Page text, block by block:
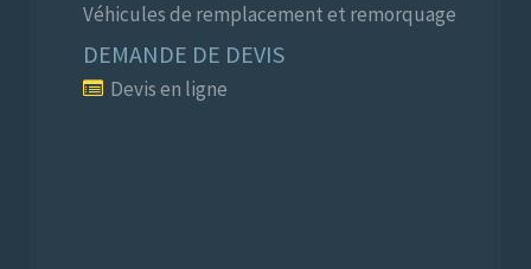
Véhicules de remplacement et remorquage
DEMANDE DE DEVIS
Devis en ligne